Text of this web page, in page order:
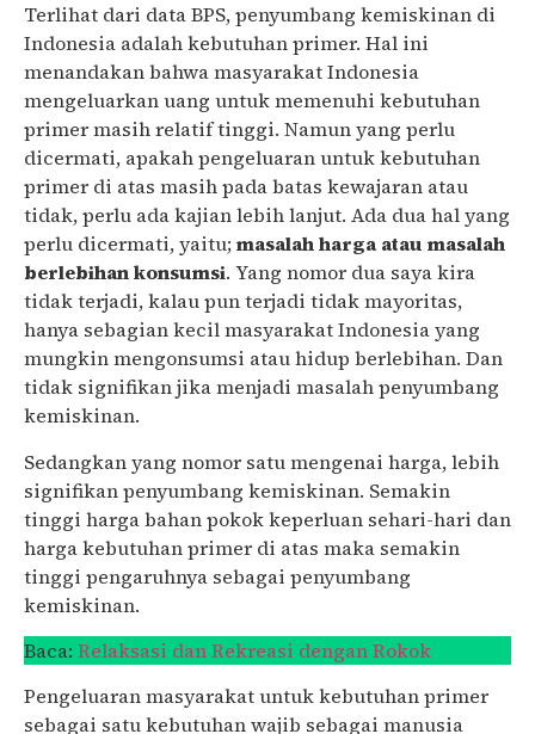
Terlihat dari data BPS, penyumbang kemiskinan di
Indonesia adalah kebutuhan primer. Hal ini
menandakan bahwa masyarakat Indonesia
mengeluarkan uang untuk memenuhi kebutuhan
primer masih relatif tinggi. Namun yang perlu
dicermati, apakah pengeluaran untuk kebutuhan
primer di atas masih pada batas kewajaran atau
tidak, perlu ada kajian lebih lanjut. Ada dua hal yang
perlu dicermati, yaitu;masalah harga atau masalah
berlebihan konsumsi. Yang nomor dua saya kira
tidak terjadi, kalau pun terjadi tidak mayoritas,
hanya sebagian kecil masyarakat Indonesia yang
mungkin mengonsumsi atau hidup berlebihan. Dan
tidak signifikan jika menjadi masalah penyumbang
kemiskinan.
Sedangkan yang nomor satu mengenai harga, lebih
signifikan penyumbang kemiskinan. Semakin
tinggi harga bahan pokok keperluan sehari-hari dan
harga kebutuhan primer di atas maka semakin
tinggi pengaruhnya sebagai penyumbang
kemiskinan.
Baca: Relaksasi dan Rekreasi dengan Rokok
Pengeluaran masyarakat untuk kebutuhan primer
sebagai satu kebutuhan wajib sebagai manusia